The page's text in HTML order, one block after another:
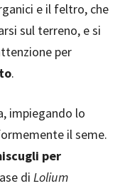
e il feltro, che
sul terreno, e si
per
.
impiegando lo
il seme.
per
di Lolium